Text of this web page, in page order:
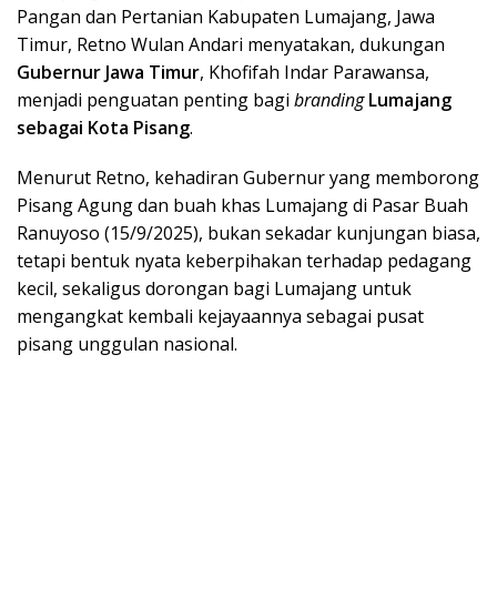
Pangan dan Pertanian Kabupaten Lumajang, Jawa
Timur, Retno Wulan Andari menyatakan, dukungan
Gubernur Jawa Timur, Khofifah Indar Parawansa,
menjadi penguatan penting bagi branding Lumajang
sebagai Kota Pisang.
Menurut Retno, kehadiran Gubernur yang memborong
Pisang Agung dan buah khas Lumajang di Pasar Buah
Ranuyoso (15/9/2025), bukan sekadar kunjungan biasa,
tetapi bentuk nyata keberpihakan terhadap pedagang
kecil, sekaligus dorongan bagi Lumajang untuk
mengangkat kembali kejayaannya sebagai pusat
pisang unggulan nasional.